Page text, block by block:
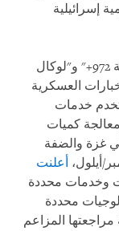
إسرائيلية
أجرته "الغارديان" و"مجلة 972+" و"لوكال
الاستخبارات العسكرية
بـ "الوحدة 8200"، تستخدم خدمات
كميات
غزة والضفة
أعلنت
وخدمات محددة
محددة
المزاعم